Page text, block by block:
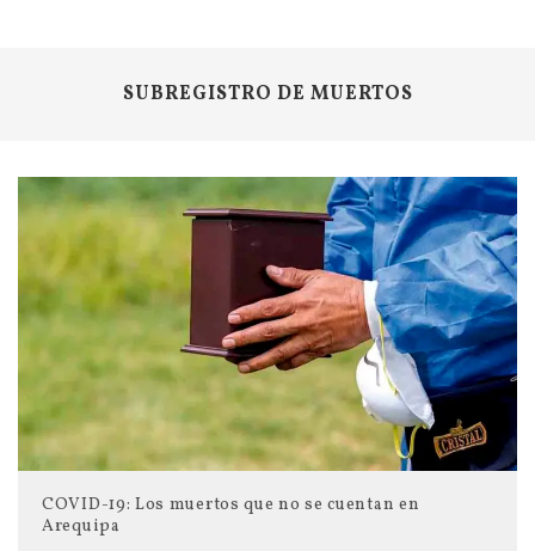
SUBREGISTRO DE MUERTOS
COVID-19: Los muertos que no se cuentan en
Arequipa